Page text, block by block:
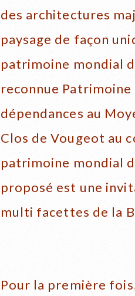
des architectures
paysage de façon
patrimoine mondial
reconnue
dépendances au
Clos de Vougeot au
patrimoine mondial
proposé est une
multi facettes de la
Pour la première